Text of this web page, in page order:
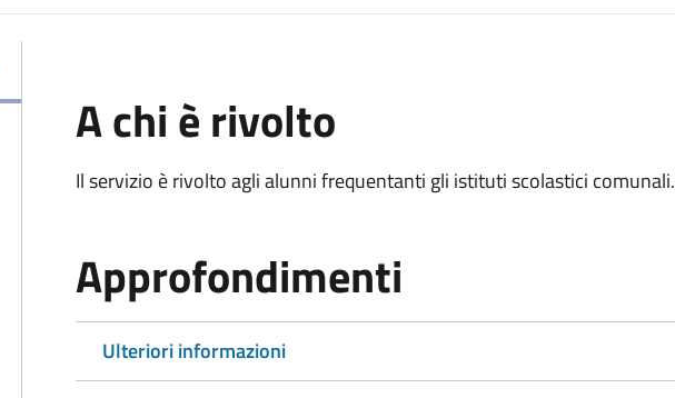
A chi è rivolto
Il servizio è rivolto agli alunni frequentanti gli istituti scolastici comunali.
Approfondimenti
Ulteriori informazioni